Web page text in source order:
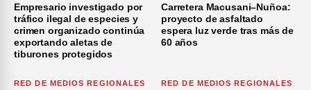
Empresario investigado por
tráfico ilegal de especies y
crimen organizado continúa
exportando aletas de
tiburones protegidos
Carretera Macusani–Nuñoa:
proyecto de asfaltado
espera luz verde tras más de
60 años
RED DE MEDIOS REGIONALES RED DE MEDIOS REGIONALES